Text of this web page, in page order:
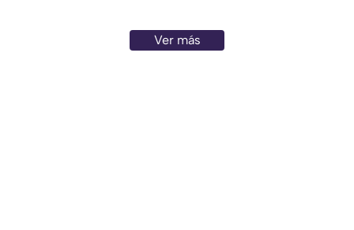
Ver más